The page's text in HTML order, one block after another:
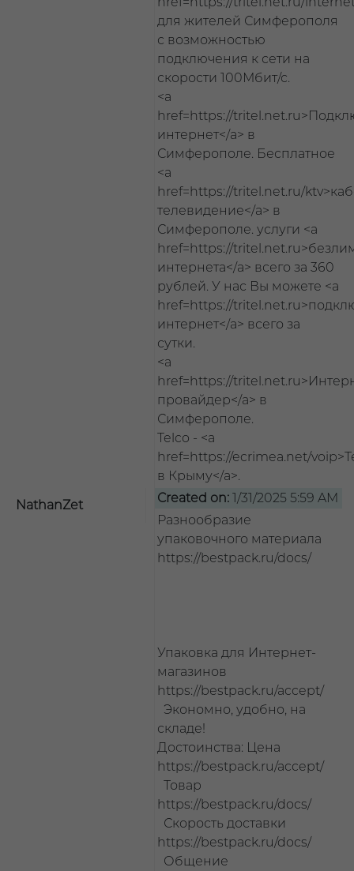
для жителей Симферополя
с возможностью
подключения к сети на
скорости 100Мбит/с.
<a
href=https://
интернет</a> в
Симферополе. Бесплатное
<a
href=https://tritel.net.ru/
телевидение</a> в
Симферополе. услуги <a
href=https://
интернета</a> всего за 360
рублей. У нас Вы можете <a
href=https://
интернет</a> всего за
сутки.
<a
href=https://
провайдер</a> в
Симферополе.
Telco - <a
href=https://ecrimea.net/
в Крыму</a>.
NathanZet
Created on: 1/31/2025 5:59 AM
Разнообразие
упаковочного материала
https://bestpack.ru/docs/
Упаковка для Интернет-
магазинов
https://bestpack.ru/accept/
Экономно, удобно, на
складе!
Достоинства: Цена
https://bestpack.ru/accept/
Товар
https://bestpack.ru/docs/
Скорость доставки
https://bestpack.ru/docs/
Общение